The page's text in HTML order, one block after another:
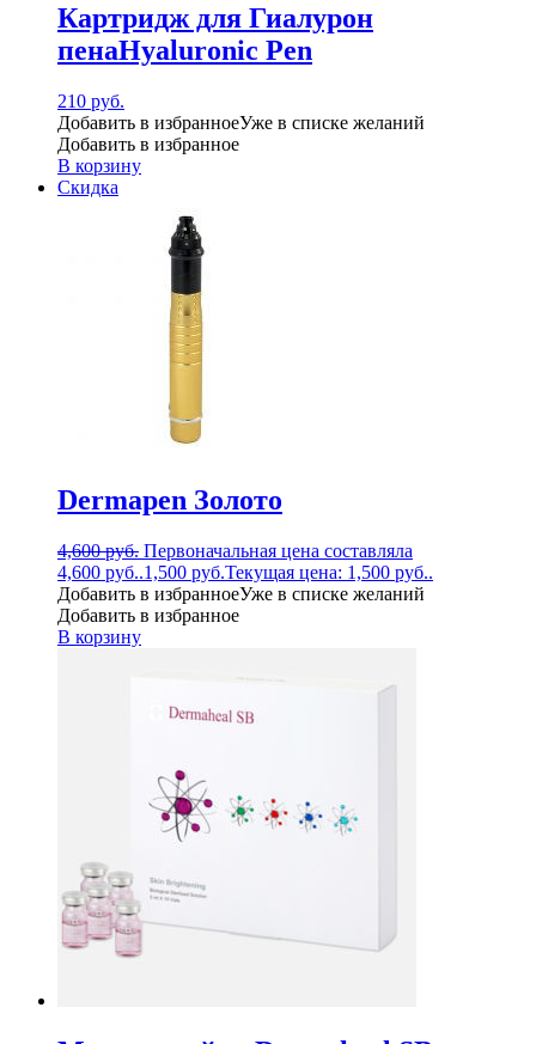
Картридж для Гиалурон
пенаHyaluronic Pen
210 руб.
Добавить в избранноеУже в списке желаний
Добавить в избранное
В корзину
Скидка
Dermapen Золото
4,600руб. Первоначальная цена составляла
4,600 руб..1,500 руб.Текущая цена: 1,500 руб..
Добавить в избранноеУже в списке желаний
Добавить в избранное
В корзину